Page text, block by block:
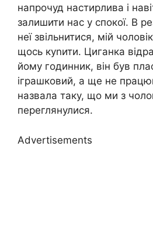
напрочуд настирлива і
залишити нас у спокої. В
неї звільнитися, мій
щось куnити. Циганка
йому годинник, він був
іграшковий, а ще не
назвала таку, що ми з
переглянулися.
Advertisements